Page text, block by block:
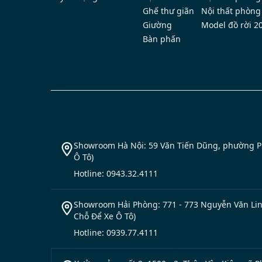
Ghế thư giãn
Giường
Bàn phấn
Nội thất
Model đồ rời
Showroom Hà Nội: 59 Văn Tiến Dũng, phường
Ô Tô)
Hotline: 0943.32.4111
Showroom Hải Phòng: 771 - 773 Nguyễn Văn
Chỗ Để Xe Ô Tô)
Hotline: 0939.77.4111